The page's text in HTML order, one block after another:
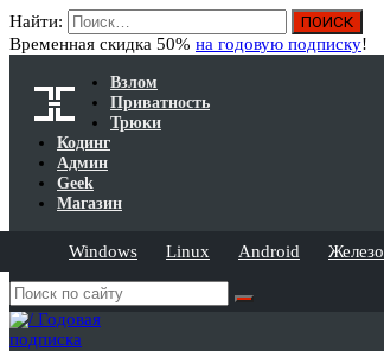
Найти:
Временная скидка 50% на годовую подписку!
Взлом
Приватность
Трюки
Кодинг
Админ
Geek
Магазин
Windows Linux Android Железо
Годовая
подписка